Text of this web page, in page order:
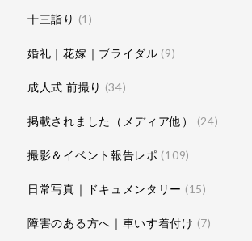
十三詣り (1)
婚礼｜花嫁｜ブライダル (9)
成人式 前撮り (34)
掲載されました（メディア他） (24)
撮影＆イベント報告レポ (109)
日常写真｜ドキュメンタリー (15)
障害のある方へ｜車いす着付け (7)